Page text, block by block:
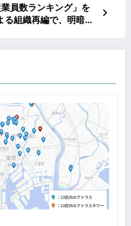
員数ランキング」を
組織再編で、明暗が